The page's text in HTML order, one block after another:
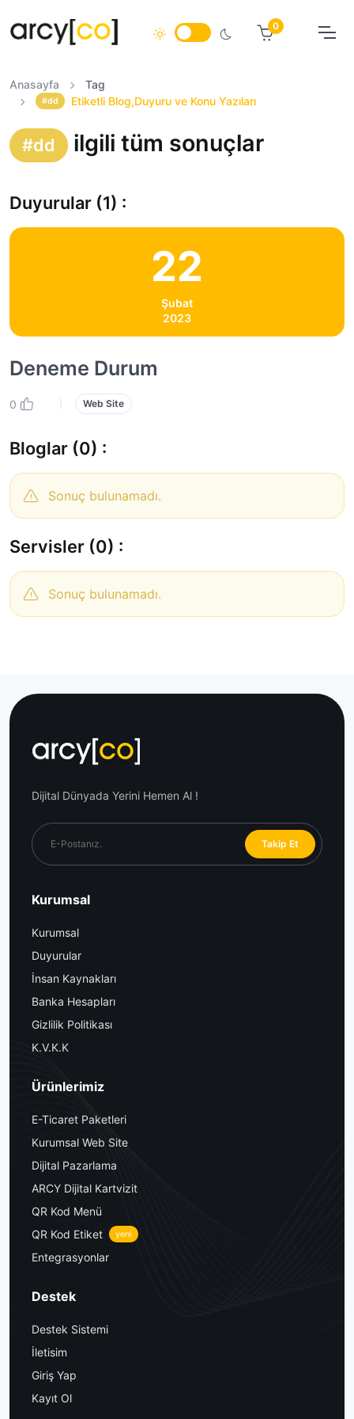
0
Anasayfa Tag
#dd Etiketli Blog,Duyuru ve Konu Yazıları
#dd ilgili tüm sonuçlar
Duyurular (1) :
22
Şubat
2023
Deneme Durum
0 Web Site
Bloglar (0) :
Sonuç bulunamadı.
Servisler (0) :
Sonuç bulunamadı.
Dijital Dünyada Yerini Hemen Al !
Takip Et
Kurumsal
Kurumsal
Duyurular
İnsan Kaynakları
Banka Hesapları
Gizlilik Politikası
K.V.K.K
Ürünlerimiz
E-Ticaret Paketleri
Kurumsal Web Site
Dijital Pazarlama
ARCY Dijital Kartvizit
QR Kod Menü
QR Kod Etiket
yeni
Entegrasyonlar
Destek
Destek Sistemi
İletisim
Giriş Yap
Kayıt Ol